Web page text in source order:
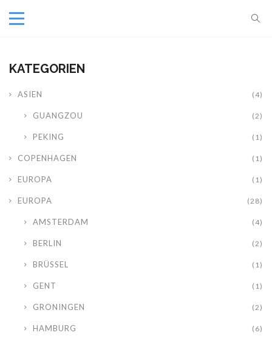
KATEGORIEN
ASIEN (4)
GUANGZOU (2)
PEKING (1)
COPENHAGEN (1)
EUROPA (1)
EUROPA (28)
AMSTERDAM (4)
BERLIN (2)
BRÜSSEL (1)
GENT (1)
GRONINGEN (2)
HAMBURG (6)